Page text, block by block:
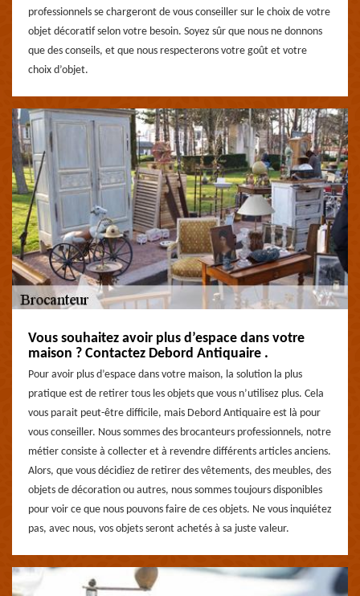
professionnels se chargeront de vous conseiller sur le choix de votre
objet décoratif selon votre besoin. Soyez sûr que nous ne donnons
que des conseils, et que nous respecterons votre goût et votre
choix d’objet.
Vous souhaitez avoir plus d’espace dans votre
maison ? Contactez Debord Antiquaire .
Pour avoir plus d’espace dans votre maison, la solution la plus
pratique est de retirer tous les objets que vous n’utilisez plus. Cela
vous parait peut-être difficile, mais Debord Antiquaire est là pour
vous conseiller. Nous sommes des brocanteurs professionnels, notre
métier consiste à collecter et à revendre différents articles anciens.
Alors, que vous décidiez de retirer des vêtements, des meubles, des
objets de décoration ou autres, nous sommes toujours disponibles
pour voir ce que nous pouvons faire de ces objets. Ne vous inquiétez
pas, avec nous, vos objets seront achetés à sa juste valeur.